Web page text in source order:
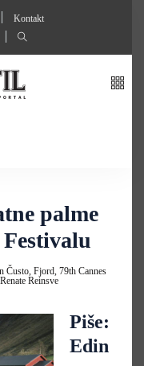
Kontakt
palme
Čusto, Fjord, 79th Cannes
Renate Reinsve
Piše:
Edin